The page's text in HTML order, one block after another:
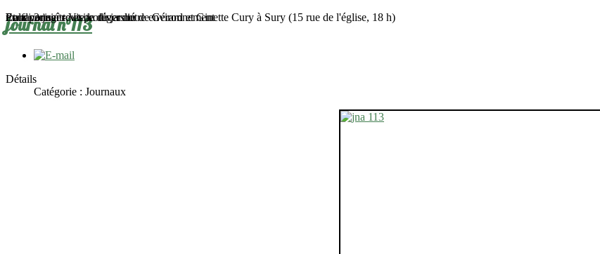
mardi 2 juin - Visite du jardin de Gérard et Ginette Cury à Sury (15 rue de l'église, 18 h)
Pour connaître et protéger notre environnement
En favoriser toute la diversité
Et la partager
journal n°113
Détails
Catégorie : Journaux